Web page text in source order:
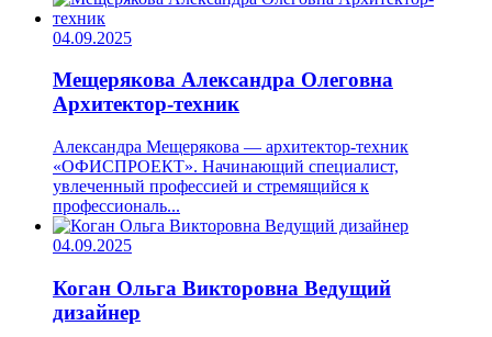
04.09.2025
Мещерякова Александра Олеговна
Архитектор-техник
Александра Мещерякова — архитектор-техник
«ОФИСПРОЕКТ». Начинающий специалист,
увлеченный профессией и стремящийся к
профессиональ...
04.09.2025
Коган Ольга Викторовна Ведущий
дизайнер